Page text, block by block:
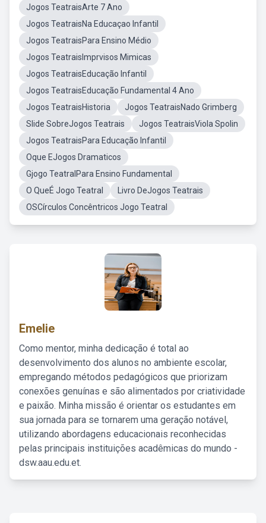
Jogos TeatraisArte 7 Ano
Jogos TeatraisNa Educaçao Infantil
Jogos TeatraisPara Ensino Médio
Jogos TeatraisImprvisos Mimicas
Jogos TeatraisEducação Infantil
Jogos TeatraisEducação Fundamental 4 Ano
Jogos TeatraisHistoria
Jogos TeatraisNado Grimberg
Slide SobreJogos Teatrais
Jogos TeatraisViola Spolin
Jogos TeatraisPara Educação Infantil
Oque EJogos Dramaticos
Gjogo TeatralPara Ensino Fundamental
O QueÉ Jogo Teatral
Livro DeJogos Teatrais
OSCírculos Concêntricos Jogo Teatral
Emelie
Como mentor, minha dedicação é total ao
desenvolvimento dos alunos no ambiente escolar,
empregando métodos pedagógicos que priorizam
conexões genuínas e são alimentados por criatividade
e paixão. Minha missão é orientar os estudantes em
sua jornada para se tornarem uma geração notável,
utilizando abordagens educacionais reconhecidas
pelas principais instituições acadêmicas do mundo -
dsw.aau.edu.et.